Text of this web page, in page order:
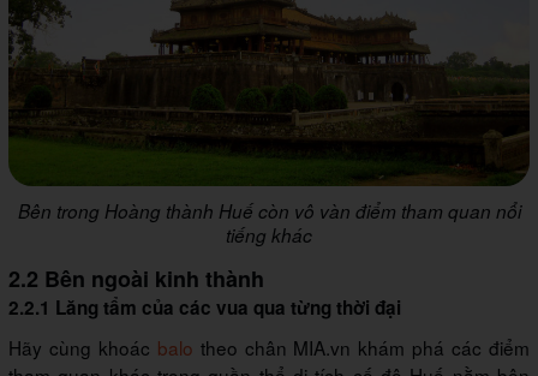
Bên trong Hoàng thành Huế còn vô vàn điểm tham quan nổi
tiếng khác
2.2 Bên ngoài kinh thành
2.2.1 Lăng tẩm của các vua qua từng thời đại
Hãy cùng khoác balo theo chân MIA.vn khám phá các điểm